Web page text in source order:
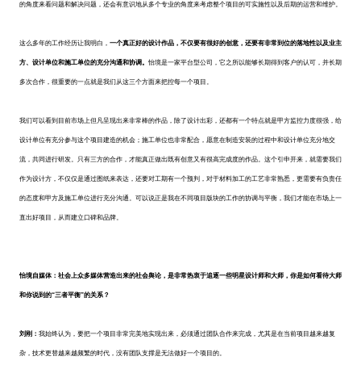
的角度来看问题和解决问题，还会有意识地从多个专业的角度来考虑整个项目的可实施性以及后期的运营和维护。
这么多年的工作经历让我明白， 一个真正好的设计作品，不仅要有很好的创意，还要有非常到位的落地性以及业主
方、设计单位和施工单位的充分沟通和协调。 怡境是一家平台型公司，它之所以能够长期得到客户的认可，并长期
多次合作，很重要的一点就是我们从这三个方面来把控每一个项目。
我们可以看到目前市场上但凡呈现出来非常棒的作品，除了设计出彩，还都有一个特点就是甲方监控力度很强，给
设计单位有充分参与这个项目建造的机会；施工单位也非常配合，愿意在制造安装的过程中和设计单位充分地交
流，共同进行研发。只有三方的合作，才能真正做出既有创意又有很高完成度的作品。这个引申开来，就需要我们
作为设计方，不仅仅是通过图纸来表达，还要对工期有一个预判，对于材料加工的工艺非常熟悉，更需要有负责任
的态度和甲方及施工单位进行充分沟通。可以说正是我在不同项目版块的工作的协调与平衡，我们才能在市场上一
直出好项目，从而建立口碑和品牌。
怡境自媒体：社会上众多媒体营造出来的社会舆论，是非常热衷于追逐一些明星设计师和大师，你是如何看待大师
和你说到的“三者平衡”的关系？
刘刚： 我始终认为，要把一个项目非常完美地实现出来，必须通过团队合作来完成，尤其是在当前项目越来越复
杂，技术更替越来越频繁的时代，没有团队支撑是无法做好一个项目的。